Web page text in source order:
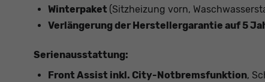
Winterpaket (Sitzheizung vorn,
Verlängerung der Herstellergarantie auf 5
Serienausstattung:
Front Assist inkl. City-Notbremsfunktion,